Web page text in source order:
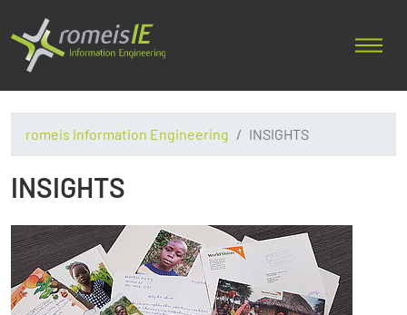
romeis Information Engineering INSIGHTS
INSIGHTS